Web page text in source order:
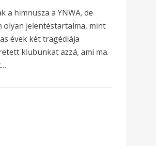
a himnusza a YNWA, de
olyan jelentéstartalma, mint
évek két tragédiája
klubunkat azzá, ami ma.